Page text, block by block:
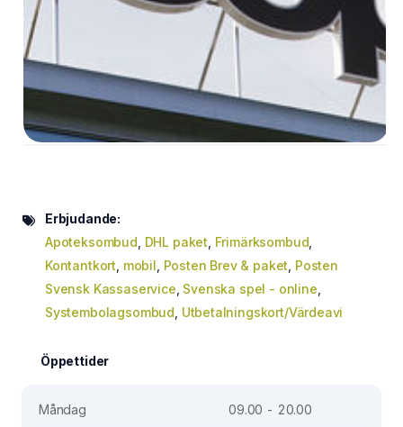
Erbjudande:
Apoteksombud DHL paket Frimärksombud
Kontantkort mobil Posten Brev & paket Posten
Svensk Kassaservice Svenska spel - online
Systembolagsombud Utbetalningskort/Värdeavi
Öppettider
Måndag
09.00 - 20.00